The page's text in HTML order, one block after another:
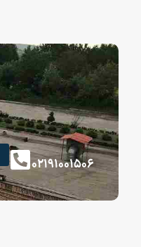
۰۲۱۹۱۰۰۱۵۰۶